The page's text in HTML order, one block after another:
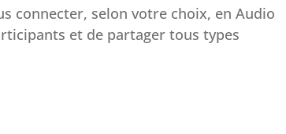
connecter, selon votre choix, en Audio
et de partager tous types